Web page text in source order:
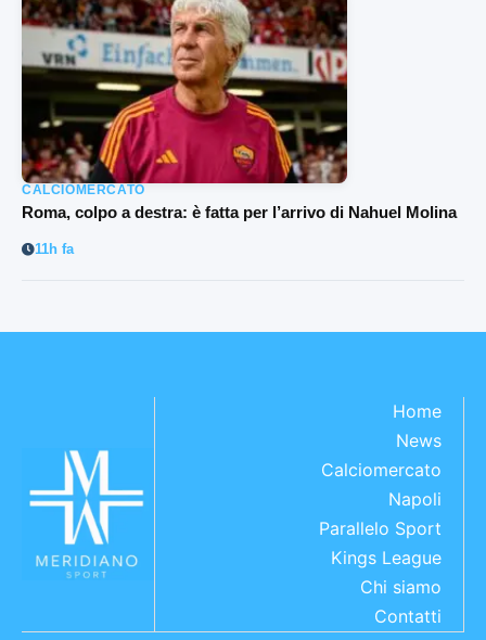
CALCIOMERCATO
Roma, colpo a destra: è fatta per l’arrivo di Nahuel Molina
11h fa
Home
News
Calciomercato
Napoli
Parallelo Sport
Kings League
Chi siamo
Contatti